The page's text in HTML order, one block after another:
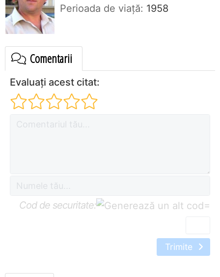
Perioada de viaţă: 1958
Comentarii
Evaluați acest citat:
Cod de securitate: =
Trimite